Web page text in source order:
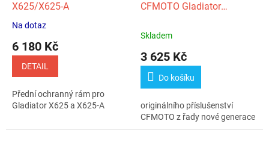
X625/X625-A
Průměrné
produktu
5
hvězdiček.
Na dotaz
6 180 Kč
DETAIL
Přední ochranný rám pro
Gladiator X625 a X625-A
CFMOTO Gladiator
Skladem
3 625 Kč
Do košíku
originálního příslušenství
CFMOTO z řady nové generace